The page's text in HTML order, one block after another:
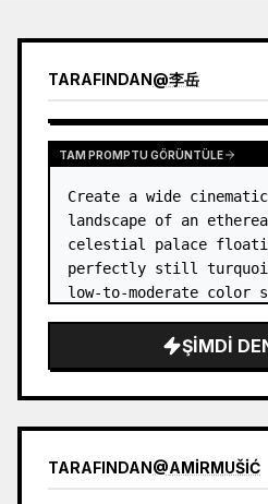
TARAFINDAN@李岳
TAM PROMPTU GÖRÜNTÜLE
Create a wide
landscape of an
celestial palace
perfectly still
low-to-moderate color
composition on an
and pale a…
ŞIMDI
TARAFINDAN@AMIRMUŠIĆ